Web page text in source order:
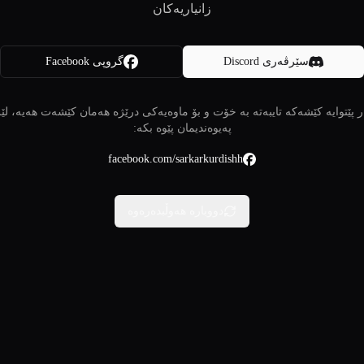
زانیاریەکان
سێرڤەری Discord گروپی Facebook
پێتوایە کێشەکە تایبەتە بە خۆت و بۆ ماوەیەکی درێژە هەمان کێشەت هەیە،
پەیوەندیمان پێوە بکە:
facebook.com/sarkarkurdishh